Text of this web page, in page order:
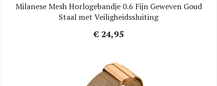
Milanese Mesh Horlogebandje 0.6 Fijn Geweven Goud
Staal met Veiligheidssluiting
€ 24,95